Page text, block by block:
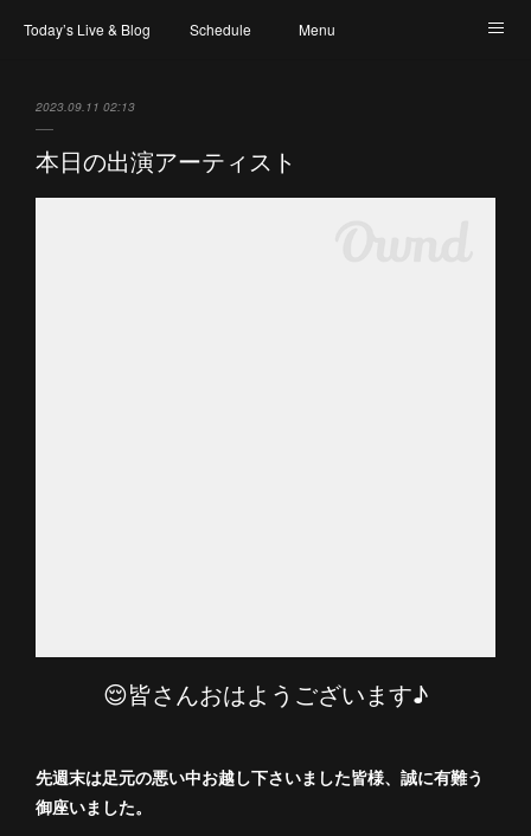
Today’s Live & Blog Schedule Menu
2023.09.11 02:13
本日の出演アーティスト
😌皆さんおはようございます♪
先週末は足元の悪い中お越し下さいました皆様、誠に有難う
御座いました。